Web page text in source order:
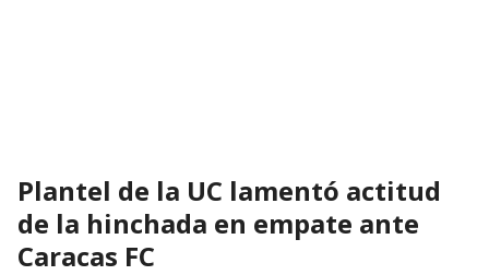
Plantel de la UC lamentó actitud
de la hinchada en empate ante
Caracas FC